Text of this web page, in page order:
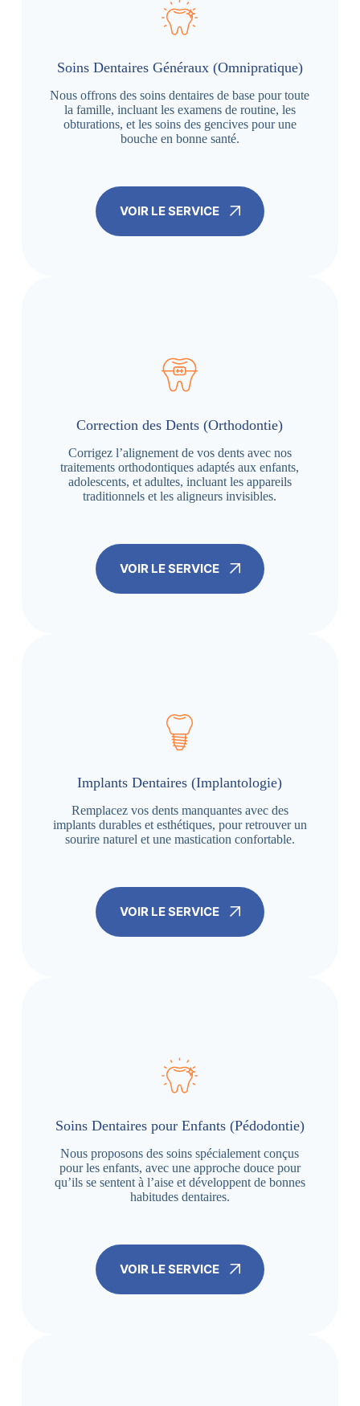
Soins Dentaires Généraux (Omnipratique)
Nous offrons des soins dentaires de base pour toute
la famille, incluant les examens de routine, les
obturations, et les soins des gencives pour une
bouche en bonne santé.
VOIR LE SERVICE
Correction des Dents (Orthodontie)
Corrigez l’alignement de vos dents avec nos
traitements orthodontiques adaptés aux enfants,
adolescents, et adultes, incluant les appareils
traditionnels et les aligneurs invisibles.
VOIR LE SERVICE
Implants Dentaires (Implantologie)
Remplacez vos dents manquantes avec des
implants durables et esthétiques, pour retrouver un
sourire naturel et une mastication confortable.
VOIR LE SERVICE
Soins Dentaires pour Enfants (Pédodontie)
Nous proposons des soins spécialement conçus
pour les enfants, avec une approche douce pour
qu’ils se sentent à l’aise et développent de bonnes
habitudes dentaires.
VOIR LE SERVICE